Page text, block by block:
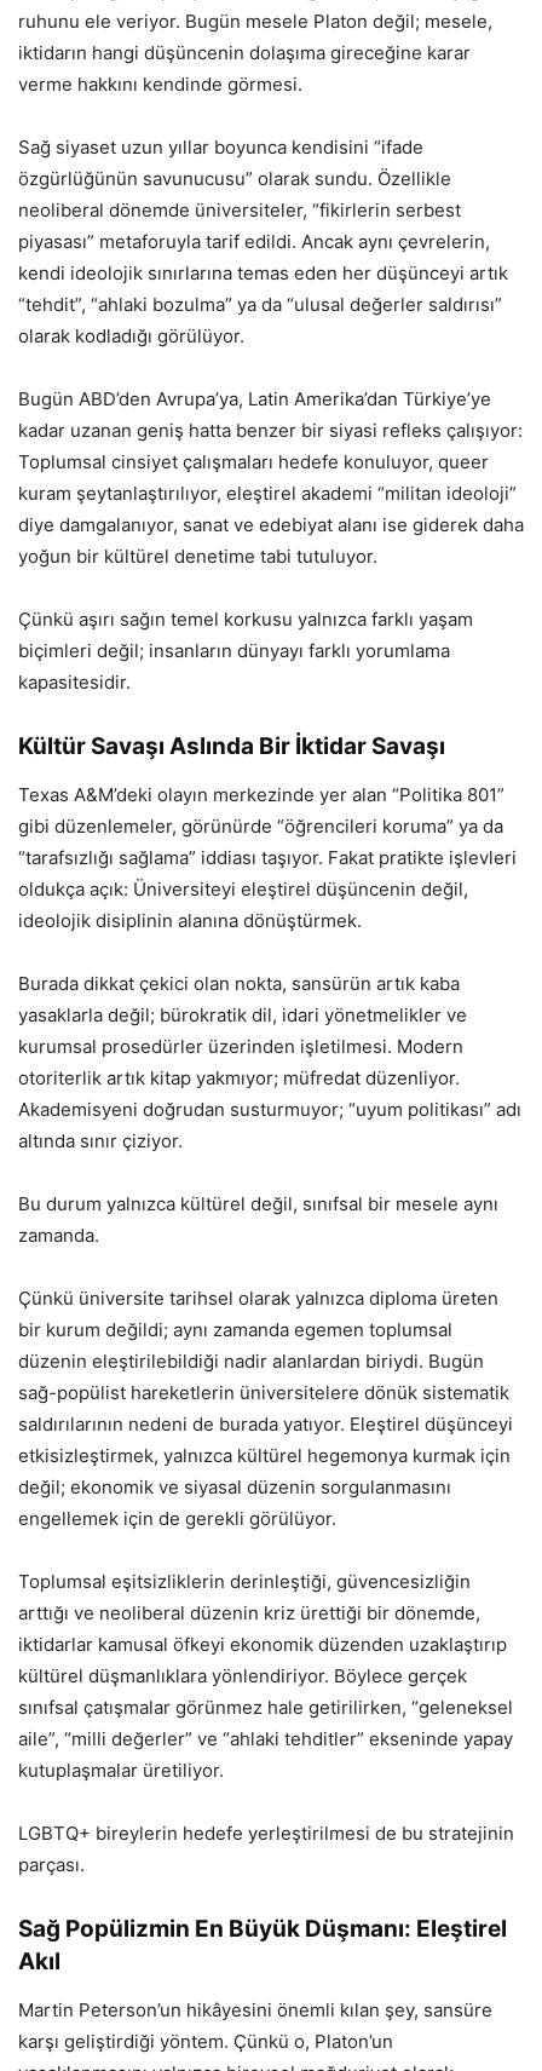
ruhunu ele veriyor. Bugün mesele Platon değil; mesele,
iktidarın hangi düşüncenin dolaşıma gireceğine karar
verme hakkını kendinde görmesi.
Sağ siyaset uzun yıllar boyunca kendisini “ifade
özgürlüğünün savunucusu” olarak sundu. Özellikle
neoliberal dönemde üniversiteler, “fikirlerin serbest
piyasası” metaforuyla tarif edildi. Ancak aynı çevrelerin,
kendi ideolojik sınırlarına temas eden her düşünceyi artık
“tehdit”, “ahlaki bozulma” ya da “ulusal değerler saldırısı”
olarak kodladığı görülüyor.
Bugün ABD’den Avrupa’ya, Latin Amerika’dan Türkiye’ye
kadar uzanan geniş hatta benzer bir siyasi refleks çalışıyor:
Toplumsal cinsiyet çalışmaları hedefe konuluyor, queer
kuram şeytanlaştırılıyor, eleştirel akademi “militan ideoloji”
diye damgalanıyor, sanat ve edebiyat alanı ise giderek daha
yoğun bir kültürel denetime tabi tutuluyor.
Çünkü aşırı sağın temel korkusu yalnızca farklı yaşam
biçimleri değil; insanların dünyayı farklı yorumlama
kapasitesidir.
Kültür Savaşı Aslında Bir İktidar Savaşı
Texas A&M’deki olayın merkezinde yer alan “Politika 801”
gibi düzenlemeler, görünürde “öğrencileri koruma” ya da
“tarafsızlığı sağlama” iddiası taşıyor. Fakat pratikte işlevleri
oldukça açık: Üniversiteyi eleştirel düşüncenin değil,
ideolojik disiplinin alanına dönüştürmek.
Burada dikkat çekici olan nokta, sansürün artık kaba
yasaklarla değil; bürokratik dil, idari yönetmelikler ve
kurumsal prosedürler üzerinden işletilmesi. Modern
otoriterlik artık kitap yakmıyor; müfredat düzenliyor.
Akademisyeni doğrudan susturmuyor; “uyum politikası” adı
altında sınır çiziyor.
Bu durum yalnızca kültürel değil, sınıfsal bir mesele aynı
zamanda.
Çünkü üniversite tarihsel olarak yalnızca diploma üreten
bir kurum değildi; aynı zamanda egemen toplumsal
düzenin eleştirilebildiği nadir alanlardan biriydi. Bugün
sağ-popülist hareketlerin üniversitelere dönük sistematik
saldırılarının nedeni de burada yatıyor. Eleştirel düşünceyi
etkisizleştirmek, yalnızca kültürel hegemonya kurmak için
değil; ekonomik ve siyasal düzenin sorgulanmasını
engellemek için de gerekli görülüyor.
Toplumsal eşitsizliklerin derinleştiği, güvencesizliğin
arttığı ve neoliberal düzenin kriz ürettiği bir dönemde,
iktidarlar kamusal öfkeyi ekonomik düzenden uzaklaştırıp
kültürel düşmanlıklara yönlendiriyor. Böylece gerçek
sınıfsal çatışmalar görünmez hale getirilirken, “geleneksel
aile”, “milli değerler” ve “ahlaki tehditler” ekseninde yapay
kutuplaşmalar üretiliyor.
LGBTQ+ bireylerin hedefe yerleştirilmesi de bu stratejinin
parçası.
Sağ Popülizmin En Büyük Düşmanı: Eleştirel
Akıl
Martin Peterson’un hikâyesini önemli kılan şey, sansüre
karşı geliştirdiği yöntem. Çünkü o, Platon’un